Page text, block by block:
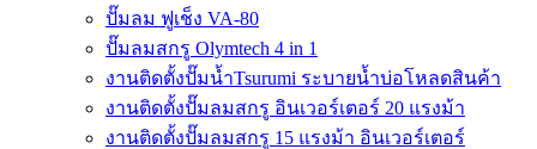
ปั๊มลม ฟูเช็ง VA-80
ปั๊มลมสกรู Olymtech 4 in 1
งานติดตั้งปั๊มน้ำTsurumi ระบายน้ำบ่อโหลดสินค้า
งานติดตั้งปั๊มลมสกรู อินเวอร์เตอร์ 20 แรงม้า
งานติดตั้งปั๊มลมสกรู 15 แรงม้า อินเวอร์เตอร์